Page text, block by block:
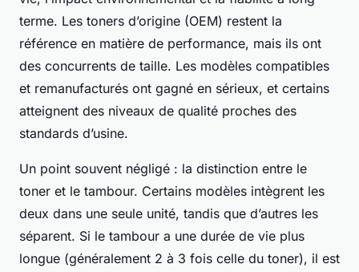
terme. Les toners d’origine (OEM) restent la
référence en matière de performance, mais ils ont
des concurrents de taille. Les modèles compatibles
et remanufacturés ont gagné en sérieux, et certains
atteignent des niveaux de qualité proches des
standards d’usine.
Un point souvent négligé : la distinction entre le
toner et le tambour. Certains modèles intègrent les
deux dans une seule unité, tandis que d’autres les
séparent. Si le tambour a une durée de vie plus
longue (généralement 2 à 3 fois celle du toner), il est